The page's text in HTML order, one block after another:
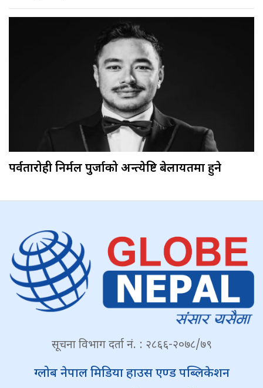
पर्वतारोही निर्मल पुर्जाको अन्त्येष्टि बेलायतमा हुने
सूचना विभाग दर्ता नं. : २८६६-२०७८/७९
ग्लोब नेपाल मिडिया हाउस एण्ड पब्लिकेशन